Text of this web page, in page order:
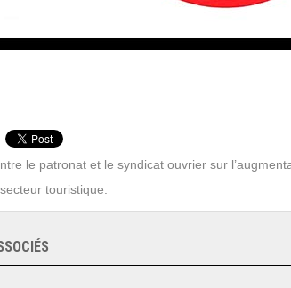
le patronat et le syndicat ouvrier sur
touristique.